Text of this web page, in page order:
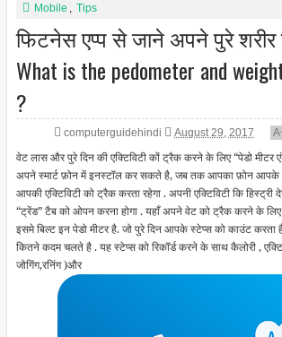
Mobile , Tips
फिटनेस एप्प से जाने अपने पुरे शरीर
What is the pedometer and
?
computerguidehindi August 29, 2017 A
वेट लास और पुरे दिन की एक्टिविटी कों ट्रैक करने के लिए “पेडो
अपने स्मार्ट फ़ोन में इनस्टॉल कर सकते है, जब तक आपका फ़ोन आपके
आपकी एक्टिविटी को ट्रैक करता रहेगा . अपनी एक्टिविटी कि
“ट्रेंड” टैब को ओपन करना होगा . यहाँ अपने वेट को ट्रैक करने के लिए
इसमे बिल्ट इन पेडो मीटर है. जो पुरे दिन आपके स्टेप्स को काउंट करता
कितने कदम चलते है . यह स्टेप्स को रिकॉर्ड करने के साथ कैलोरी ,
जोगिंग,रनिंग )और